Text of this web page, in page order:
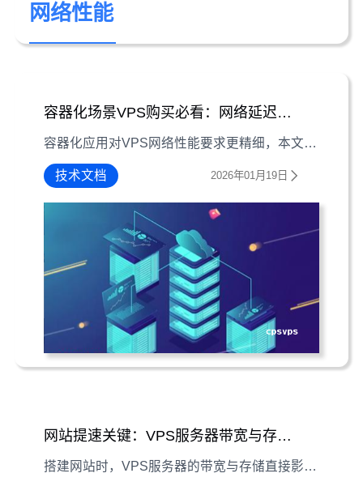
网络性能
容器化场景VPS购买必看：网络延迟与带宽实测参考
容器化应用对VPS网络性能要求更精细，本文通过实测数据解析网络延迟与带宽对容器化场景的影响，助你高效决策VPS购买。
技术文档 2026年01月19日
网站提速关键：VPS服务器带宽与存储选对逻辑
搭建网站时，VPS服务器的带宽与存储直接影响加载速度。本文从实际需求出发，解析如何根据流量、内容类型和数据增长，科学选择带宽与存储配置。